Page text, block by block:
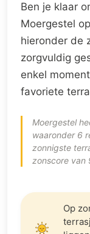
Ben je klaar
Moergestel
hieronder de
zorgvuldig
enkel
favoriete
Moergestel
waaronder 6
zonnigste
zonscore van
Op